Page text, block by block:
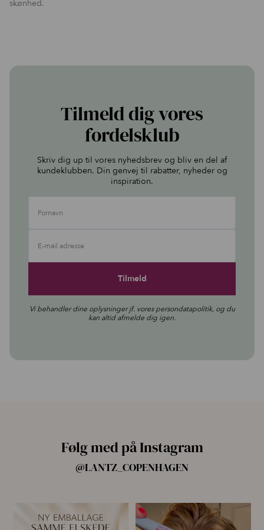
skønhed.
Tilmeld dig vores
fordelsklub
Skriv dig up til vores nyhedsbrev og bliv en del af
kundeklubben. Din genvej til rabatter, nyheder og
inspiration.
Fornavn
E-mail adresse
Vi behandler dine oplysninger jf. vorespersondatapolitik, og du
kan altid afmelde dig igen.
Følg med på Instagram
@LANTZ_COPENHAGEN
🌿 Ny emballage – samme
mascara, du elsker 💗
For første gang har vi samlet
alle fire Pro...